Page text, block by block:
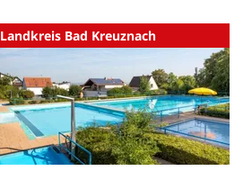
Landkreis Bad Kreuznach